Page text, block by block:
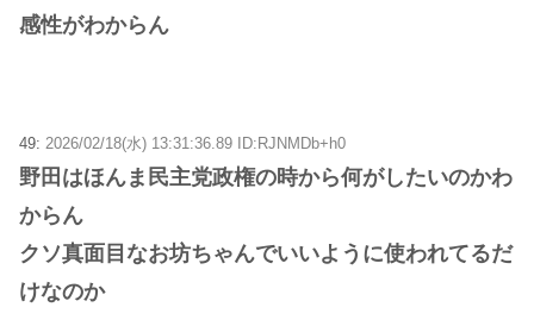
感性がわからん
49: 2026/02/18(水) 13:31:36.89 ID:RJNMDb+h0
野田はほんま民主党政権の時から何がしたいのかわ
からん
クソ真面目なお坊ちゃんでいいように使われてるだ
けなのか